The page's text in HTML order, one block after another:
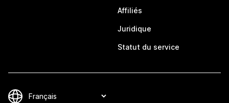
Affiliés
Juridique
Statut du service